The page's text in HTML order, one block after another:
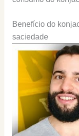
Benefício do
saciedade